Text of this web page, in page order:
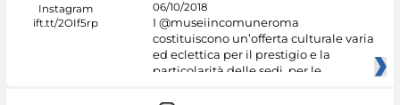
06/10/2018
I @museiincomuneroma
costituiscono un’offerta culturale varia
ed eclettica per il prestigio e la
particolarità delle sedi, per le